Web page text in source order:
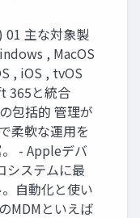
01 主な対象製
, MacOS
, iOS , tvOS
365と統合
包括的 管理が
柔軟な運用を
- Appleデバ
システムに最
自動化と使い
MDMといえば